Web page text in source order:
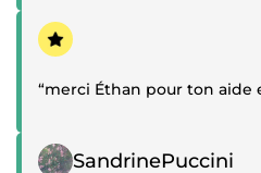
Témoignage positif
“merci Éthan pour ton aide
Témoignage positif
SandrinePuccini